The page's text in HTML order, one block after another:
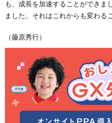
も、成長を加速することができま
ました。それはこれからも変わる
（藤原秀行）